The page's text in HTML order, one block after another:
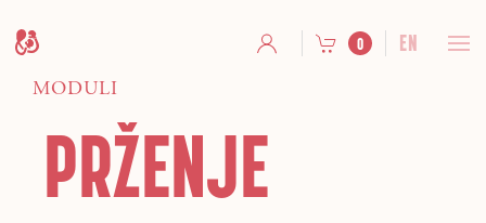
0 EN
MODULI
PRŽENJE